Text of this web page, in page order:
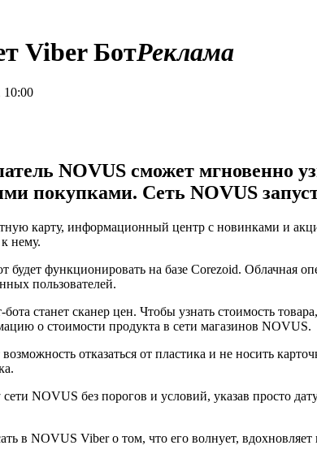
Viber БотРеклама
10:00
NOVUS сможет мгновенно
покупками. Сеть NOVUS
карту, информационный центр с новинками и
нему.
функционировать на базе Corezoid. Облачная
пользователей.
станет сканер цен. Чтобы узнать стоимость
о стоимости продукта в сети магазинов NOVUS.
отказаться от пластика и не носить
NOVUS без порогов и условий, указав просто
в NOVUS Viber о том, что его волнует,